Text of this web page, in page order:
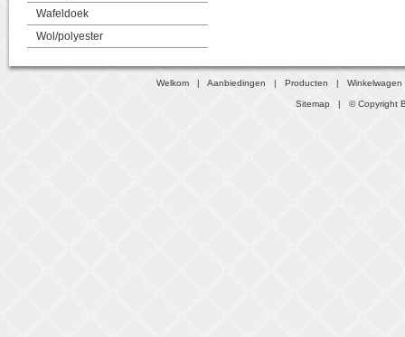
Wafeldoek
Wol/polyester
Welkom |Aanbiedingen |Producten |Winkelwagen
Sitemap | © Copyright